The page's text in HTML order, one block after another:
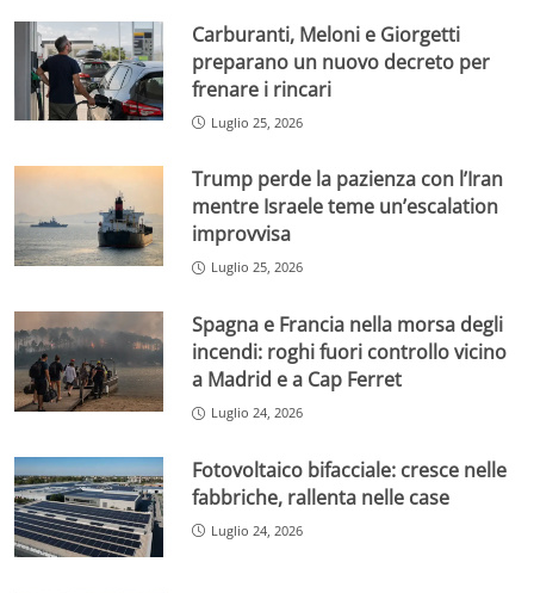
Carburanti, Meloni e Giorgetti
preparano un nuovo decreto per
frenare i rincari
Luglio 25, 2026
Trump perde la pazienza con l’Iran
mentre Israele teme un’escalation
improvvisa
Luglio 25, 2026
Spagna e Francia nella morsa degli
incendi: roghi fuori controllo vicino
a Madrid e a Cap Ferret
Luglio 24, 2026
Fotovoltaico bifacciale: cresce nelle
fabbriche, rallenta nelle case
Luglio 24, 2026